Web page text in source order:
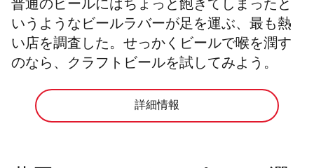
普通のビールにはちょっと飽きてしまったと
いうようなビールラバーが足を運ぶ、最も熱
い店を調査した。せっかくビールで喉を潤す
のなら、クラフトビールを試してみよう。
詳細情報